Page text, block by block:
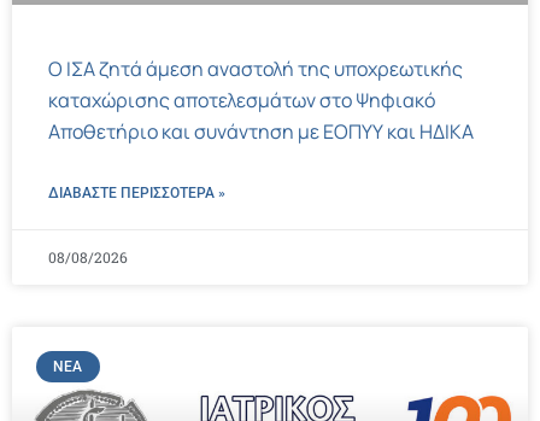
Ο ΙΣΑ ζητά άμεση αναστολή της υποχρεωτικής
καταχώρισης αποτελεσμάτων στο Ψηφιακό
Αποθετήριο και συνάντηση με ΕΟΠΥΥ και ΗΔΙΚΑ
ΔΙΑΒΑΣΤΕ ΠΕΡΙΣΣΌΤΕΡΑ »
08/08/2026
ΝΈΑ